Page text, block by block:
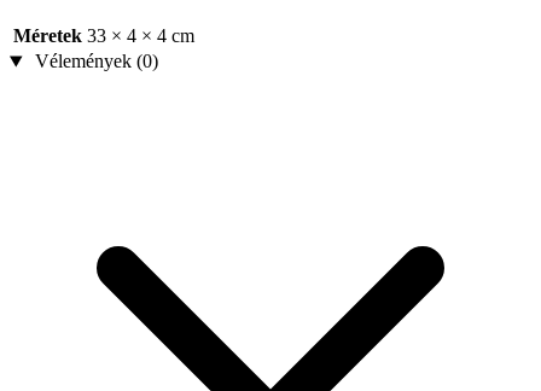
Méretek 33 × 4 × 4 cm
Vélemények (0)